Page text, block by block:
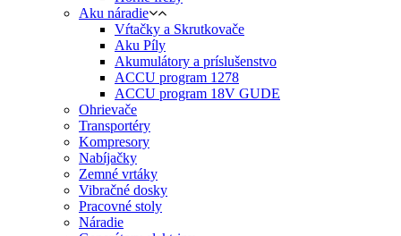
Aku náradie
Vŕtačky a Skrutkovače
Aku Píly
Akumulátory a príslušenstvo
ACCU program 1278
ACCU program 18V GUDE
Ohrievače
Transportéry
Kompresory
Nabíjačky
Zemné vrtáky
Vibračné dosky
Pracovné stoly
Náradie